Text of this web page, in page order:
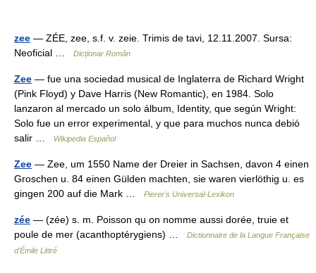
zee — ZÉE, zee, s.f. v. zeie. Trimis de tavi, 12.11.2007. Sursa:
Neoficial …
Dicționar Român
Zee — fue una sociedad musical de Inglaterra de Richard Wright
(Pink Floyd) y Dave Harris (New Romantic), en 1984. Solo
lanzaron al mercado un solo álbum, Identity, que según Wright:
Solo fue un error experimental, y que para muchos nunca debió
salir …
Wikipedia Español
Zee — Zee, um 1550 Name der Dreier in Sachsen, davon 4 einen
Groschen u. 84 einen Gülden machten, sie waren vierlöthig u. es
gingen 200 auf die Mark …
Pierer's Universal-Lexikon
zée — (zée) s. m. Poisson qu on nomme aussi dorée, truie et
poule de mer (acanthoptérygiens) …
Dictionnaire de la Langue Française
d'Émile Littré